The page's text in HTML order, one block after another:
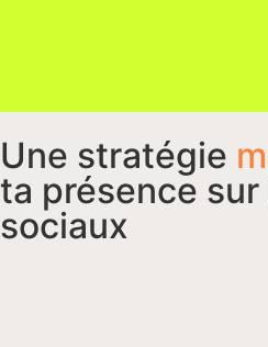
Une stratégie
ta présence
sociaux